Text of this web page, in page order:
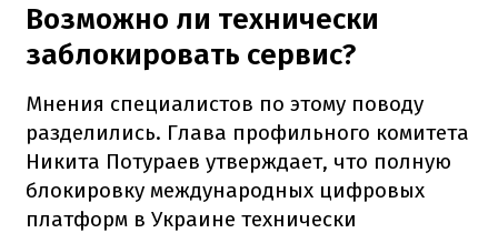
Возможно ли технически
заблокировать сервис?
Мнения специалистов по этому поводу
разделились. Глава профильного комитета
Никита Потураев утверждает, что полную
блокировку международных цифровых
платформ в Украине технически